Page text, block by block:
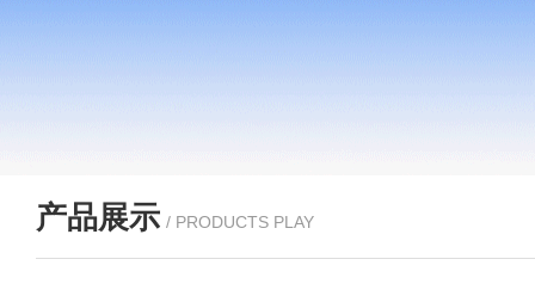
产品展示 / PRODUCTS PLAY